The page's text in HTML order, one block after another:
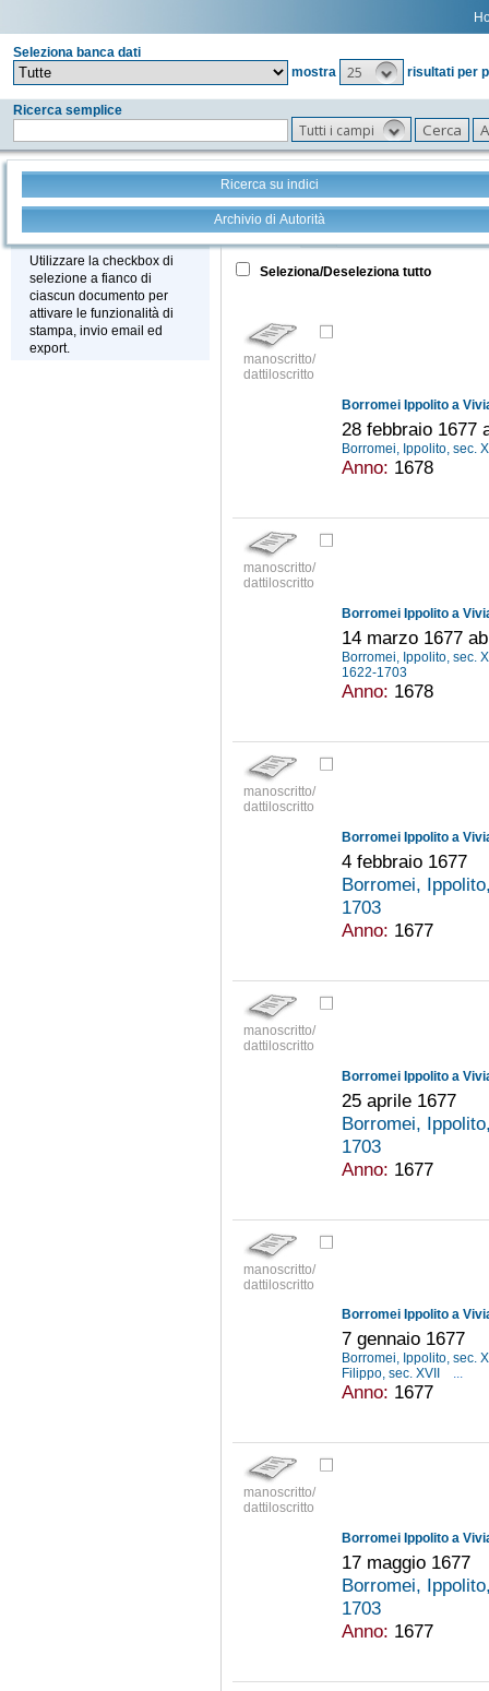
Seleziona banca dati
mostra
25 risultati per
Ricerca semplice
Tutti i campi
Ricerca su indici
Archivio di Autorità
Stampa - Email - Export
Utilizzare la checkbox di
selezione a fianco di
ciascun documento per
attivare le funzionalità di
stampa, invio email ed
export.
Tutto +
Seleziona/Deseleziona tutto
manoscritto/
dattiloscritto
Borromei Ippolito a
28 febbraio 1677
Borromei, Ippolito, sec.
Anno: 1678
manoscritto/
dattiloscritto
Borromei Ippolito a
14 marzo 1677
Borromei, Ippolito, sec.
1622-1703
Anno: 1678
manoscritto/
dattiloscritto
Borromei Ippolito a
4 febbraio 1677
Borromei,
1703
Anno: 1677
manoscritto/
dattiloscritto
Borromei Ippolito a
25 aprile 1677
Borromei,
1703
Anno: 1677
manoscritto/
dattiloscritto
Borromei Ippolito a
7 gennaio 1677
Borromei, Ippolito, sec.
Filippo, sec. XVII
...
Anno: 1677
manoscritto/
dattiloscritto
Borromei Ippolito a
17 maggio 1677
Borromei,
1703
Anno: 1677